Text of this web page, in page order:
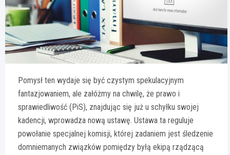
Pomysł ten wydaje się być czystym spekulacyjnym
fantazjowaniem, ale załóżmy na chwilę, że prawo i
sprawiedliwość (PiS), znajdując się już u schyłku swojej
kadencji, wprowadza nową ustawę. Ustawa ta reguluje
powołanie specjalnej komisji, której zadaniem jest śledzenie
domniemanych związków pomiędzy byłą ekipą rządzącą